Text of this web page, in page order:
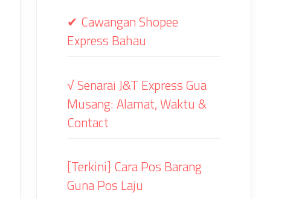
✔ Cawangan Shopee
Express Bahau
√ Senarai J&T Express Gua
Musang: Alamat, Waktu &
Contact
[Terkini] Cara Pos Barang
Guna Pos Laju